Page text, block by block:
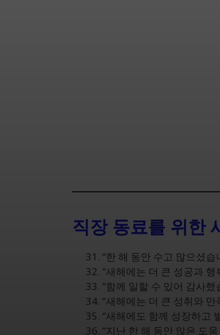
직장 동료를 위한
“한 해 동안 수고 많으셨
“새해에는 더 큰 성공과
“함께 일할 수 있어 감사
“새해에는 더 큰 성취와
“새해에도 함께 성장하고
“지난 한 해 동안 많은 도